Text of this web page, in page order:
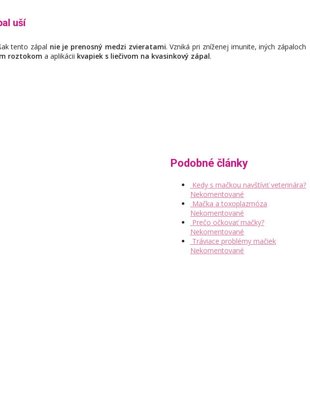
uší
tento zápal nie je prenosný medzi zvieratami. Vzniká pri zníženej imunite, iných zápaloch
roztokom a aplikácii kvapiek s liečivom na kvasinkový zápal.
Podobné články
Kedy s mačkou navštíviť veterinára?
Nekomentované
Mačka a toxoplazmóza
Nekomentované
Prečo očkovať mačky?
Nekomentované
Tráviace problémy mačiek
Nekomentované